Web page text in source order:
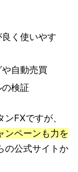
く使いやす
自動売買
検証
FXですが、
ンペーンも力を
の公式サイトか